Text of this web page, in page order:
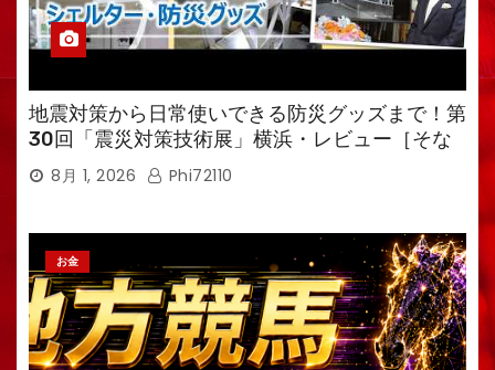
地震対策から日常使いできる防災グッズまで！第
30回「震災対策技術展」横浜・レビュー［そな
えるTV・高荷智也］
8月 1, 2026 Phi72110
お金